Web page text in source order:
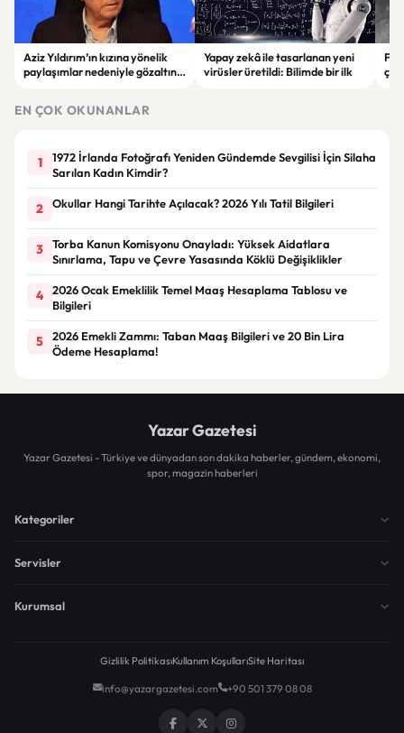
Aziz Yıldırım’ın kızına yönelik
paylaşımlar nedeniyle gözaltına
Yapay zekâ ile tasarlanan yeni
virüsler üretildi: Bilimde bir ilk
EN ÇOK OKUNANLAR
1
1972 İrlanda Fotoğrafı Yeniden Gündemde Sevgilisi İçin Silaha
Sarılan Kadın Kimdir?
2 Okullar Hangi Tarihte Açılacak? 2026 Yılı Tatil Bilgileri
3
Torba Kanun Komisyonu Onayladı: Yüksek Aidatlara
Sınırlama, Tapu ve Çevre Yasasında Köklü Değişiklikler
4
2026 Ocak Emeklilik Temel Maaş Hesaplama Tablosu ve
Bilgileri
5
2026 Emekli Zammı: Taban Maaş Bilgileri ve 20 Bin Lira
Ödeme Hesaplama!
Yazar Gazetesi
Yazar Gazetesi - Türkiye ve dünyadan son dakika haberler, gündem, ekonomi,
spor, magazin haberleri
Kategoriler
Servisler
Kurumsal
Gizlilik PolitikasıKullanım KoşullarıSite Haritası
info@yazargazetesi.com +90 501 379 08 08